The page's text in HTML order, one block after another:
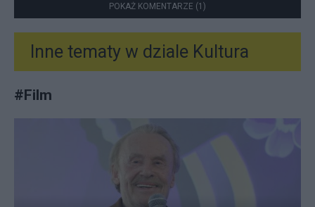
POKAŻ KOMENTARZE (1)
Inne tematy w dziale Kultura
#Film